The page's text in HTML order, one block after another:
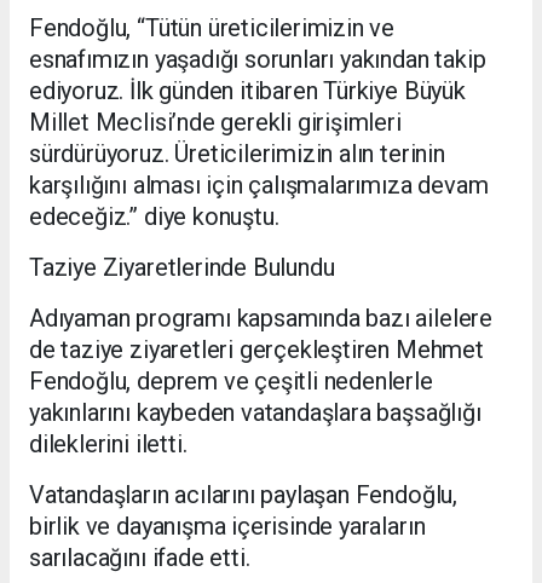
Fendoğlu, “Tütün üreticilerimizin ve
esnafımızın yaşadığı sorunları yakından takip
ediyoruz. İlk günden itibaren Türkiye Büyük
Millet Meclisi’nde gerekli girişimleri
sürdürüyoruz. Üreticilerimizin alın terinin
karşılığını alması için çalışmalarımıza devam
edeceğiz.” diye konuştu.
Taziye Ziyaretlerinde Bulundu
Adıyaman programı kapsamında bazı ailelere
de taziye ziyaretleri gerçekleştiren Mehmet
Fendoğlu, deprem ve çeşitli nedenlerle
yakınlarını kaybeden vatandaşlara başsağlığı
dileklerini iletti.
Vatandaşların acılarını paylaşan Fendoğlu,
birlik ve dayanışma içerisinde yaraların
sarılacağını ifade etti.